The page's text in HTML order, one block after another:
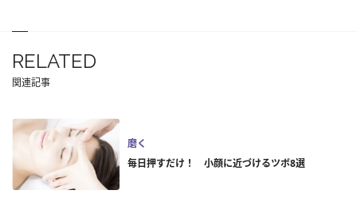
RELATED
関連記事
磨く
毎日押すだけ！ 小顔に近づけるツボ8選